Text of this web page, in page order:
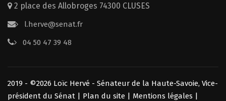
2 place des Allobroges 74300 CLUSES
l.herve@senat.fr
04 50 47 39 48
2019 - ©2026 Loïc Hervé - Sénateur de la Haute-Savoie, Vice-
président du Sénat | Plan du site | Mentions légales |